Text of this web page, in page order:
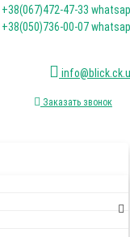
+38(067)472-47-33
+38(050)736-00-07
Заказать звонок